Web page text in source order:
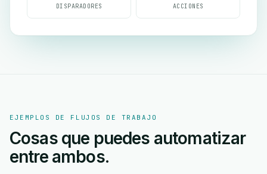
DISPARADORES ACCIONES
EJEMPLOS DE FLUJOS DE TRABAJO
Cosas que puedes automatizar
entre ambos.